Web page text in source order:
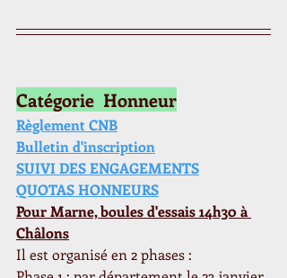
Catégorie  Honneur
Règlement CNB
Bulletin d'inscription
SUIVI DES ENGAGEMENTS
QUOTAS HONNEURS
Pour Marne, boules d'essais 14h30 à
Châlons
Il est organisé en 2 phases :